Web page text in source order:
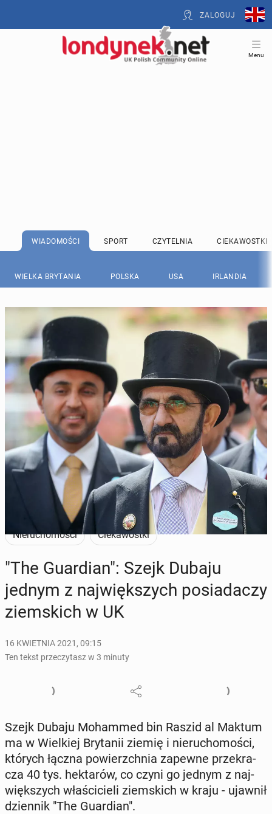
ZALOGUJ
Menu
WIADOMOŚCI SPORT CZYTELNIA CIEKAWOSTKI
WIELKA BRYTANIA POLSKA USA IRLANDIA
Szejk Dubaju posiada na Wyspach ponad 40 tys. hekatorów ziemi, co
czyni go wyjątkowo wpływową osobą. (Fot. Getty Images)
Nieruchomości Ciekawostki
"The Gu­ar­dian": Szejk Dubaju
jednym z naj­więk­szych po­sia­da­czy
ziem­skich w UK
16 KWIETNIA 2021, 09:15
Ten tekst przeczytasz w 3 minuty
Szejk Dubaju Mo­ham­med bin Raszid al Maktum
ma w Wiel­kiej Bry­ta­nii ziemię i nie­ru­cho­mo­ści,
których łączna po­wierzch­nia zapewne prze­kra­
cza 40 tys. hek­ta­rów, co czyni go jednym z naj­
więk­szych wła­ści­cie­li ziem­skich w kraju - ujawnił
dzien­nik "The Gu­ar­dian".